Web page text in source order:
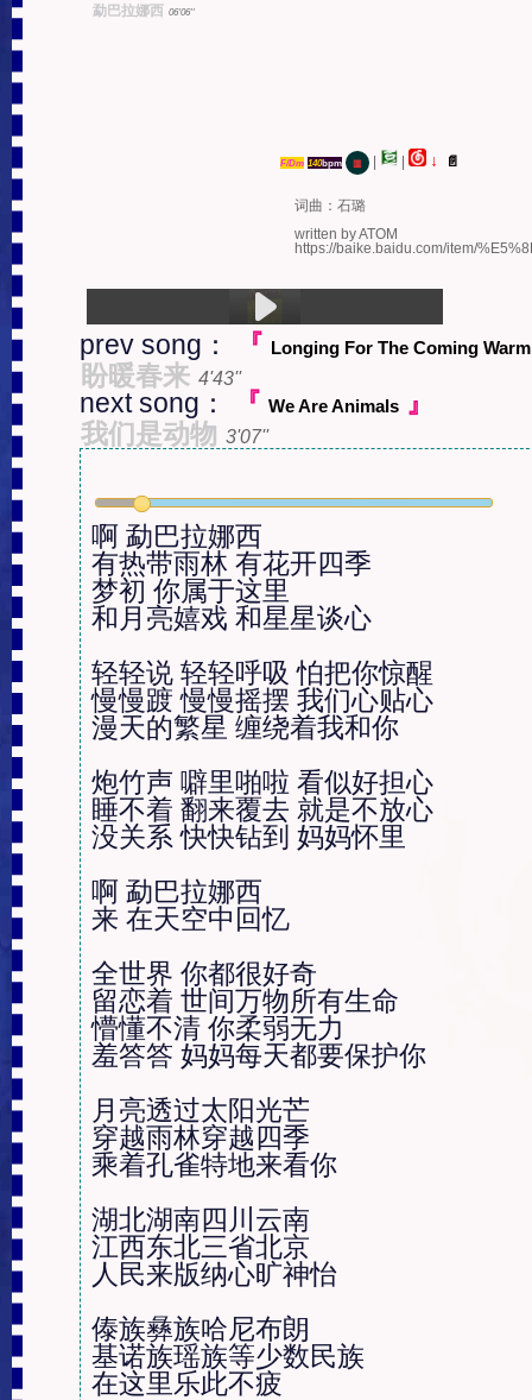
勐巴拉娜西 06'06''
F/Dm 140bpm ▥ | | ↓ 📄
词曲：石璐
written by ATOM
https://baike.baidu.com/item/
1.Meng Ba La Na Xi (06:06)
prev song： 『 Longing For The Coming
盼暖春来 4'43''
next song： 『We Are Animals 』
我们是动物 3'07''
啊 勐巴拉娜西
有热带雨林 有花开四季
梦初 你属于这里
和月亮嬉戏 和星星谈心
轻轻说 轻轻呼吸 怕把你惊醒
慢慢踱 慢慢摇摆 我们心贴心
漫天的繁星 缠绕着我和你
炮竹声 噼里啪啦 看似好担心
睡不着 翻来覆去 就是不放心
没关系 快快钻到 妈妈怀里
啊 勐巴拉娜西
来 在天空中回忆
全世界 你都很好奇
留恋着 世间万物所有生命
懵懂不清 你柔弱无力
羞答答 妈妈每天都要保护你
月亮透过太阳光芒
穿越雨林穿越四季
乘着孔雀特地来看你
湖北湖南四川云南
江西东北三省北京
人民来版纳心旷神怡
傣族彝族哈尼布朗
基诺族瑶族等少数民族
在这里乐此不疲